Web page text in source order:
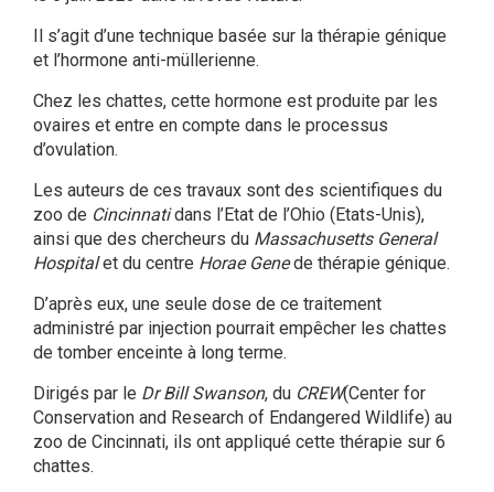
Il s’agit d’une technique basée sur la thérapie génique
et l’hormone anti-müllerienne.
Chez les chattes, cette hormone est produite par les
ovaires et entre en compte dans le processus
d’ovulation.
Les auteurs de ces travaux sont des scientifiques du
zoo de Cincinnatidans l’Etat de l’Ohio (Etats-Unis),
ainsi que des chercheurs du Massachusetts General
Hospitalet du centre Horae Genede thérapie génique.
D’après eux, une seule dose de ce traitement
administré par injection pourrait empêcher les chattes
de tomber enceinte à long terme.
Dirigés par le Dr Bill Swanson, du CREW(Center for
Conservation and Research of Endangered Wildlife) au
zoo de Cincinnati, ils ont appliqué cette thérapie sur 6
chattes.